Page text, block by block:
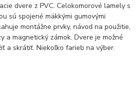
dvere z PVC. Celokomorové lamely s
sú spojené mäkkými gumovými
montážne prvky, návod na použitie,
a magnetický zámok. Dvere je možné
a skrátiť. Niekoľko farieb na výber.